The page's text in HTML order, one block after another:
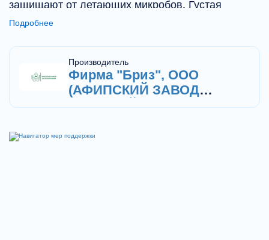
защищают от летающих микробов. Густая
формула позволяет гелю дольше оставаться на
объёмах 0,45л, 1л и 5л.
Подробнее
Производитель
Фирма "Бриз", ООО
(АФИПСКИЙ ЗАВОД
БЫТОВОЙ ХИМИИ)